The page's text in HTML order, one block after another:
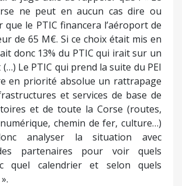
ne peut en aucun cas dire ou
que le PTIC financera l’aéroport de
de 65 M€. Si ce choix était mis en
donc 13% du PTIC qui irait sur un
Le PTIC qui prend la suite du PEI
en priorité absolue un rattrapage
et services de base de
et de toute la Corse (routes,
chemin de fer, culture…)
analyser la situation avec
partenaires pour voir quels
quel calendrier et selon quels